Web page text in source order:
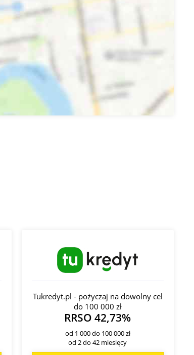
Tukredyt.pl - pożyczaj na dowolny cel
do 100 000 zł
RRSO 42,73%
od 1 000 do 100 000 zł
od 2 do 42 miesięcy